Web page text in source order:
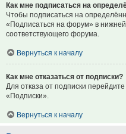
Как мне подписаться на
Чтобы подписаться на
«Подписаться на форум» в
соответствующего форума.
Вернуться к началу
Как мне отказаться от подписки?
Для отказа от подписки
«Подписки».
Вернуться к началу